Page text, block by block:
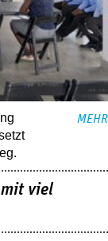
MEHR
mit viel